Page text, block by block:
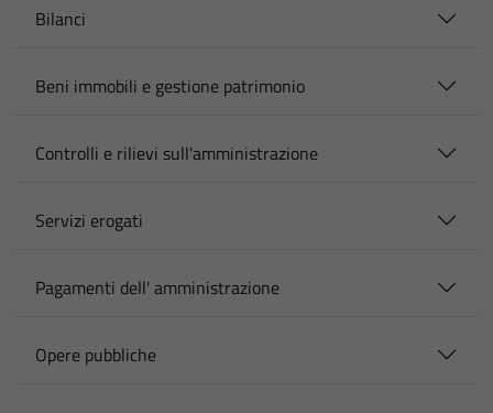
Bilanci
Beni immobili e gestione patrimonio
Controlli e rilievi sull'amministrazione
Servizi erogati
Pagamenti dell' amministrazione
Opere pubbliche